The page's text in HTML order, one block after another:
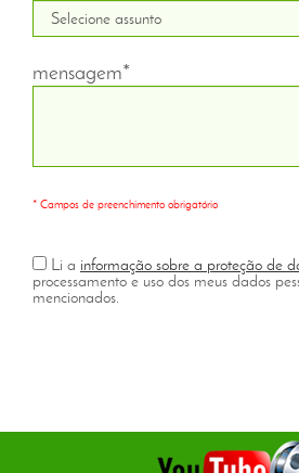
mensagem*
* Campos de preenchimento obrigatório
Li a informação sobre a proteção de
processamento e uso dos meus dados
mencionados.